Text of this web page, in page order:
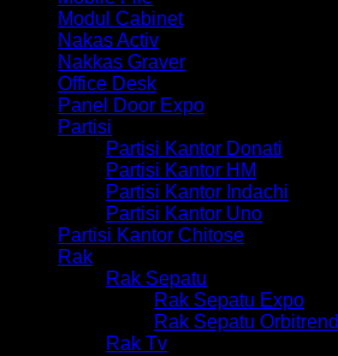
Modul Cabinet
Nakas Activ
Nakkas Graver
Office Desk
Panel Door Expo
Partisi
Partisi Kantor Donati
Partisi Kantor HM
Partisi Kantor Indachi
Partisi Kantor Uno
Partisi Kantor Chitose
Rak
Rak Sepatu
Rak Sepatu Expo
Rak Sepatu Orbitrend
Rak Tv